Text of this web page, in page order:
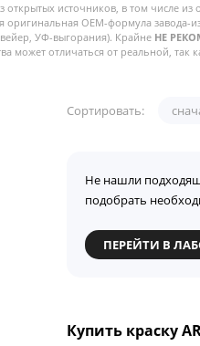
источников, в том числе
оригинальная OEM-формула завода-
УФ-выгорания). Крайне НЕ
может отличаться от реальной, так
Сортировать:
Не нашли
подобрать
ПЕРЕЙТИ В
Купить краску